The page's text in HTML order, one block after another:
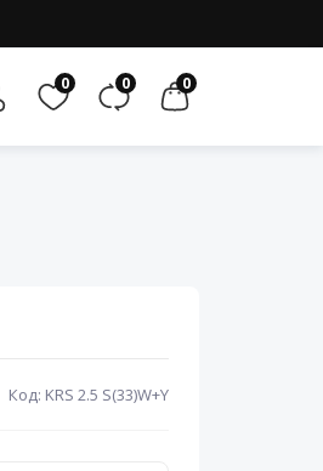
0 0 0
Код: KRS 2.5 S(33)W+Y